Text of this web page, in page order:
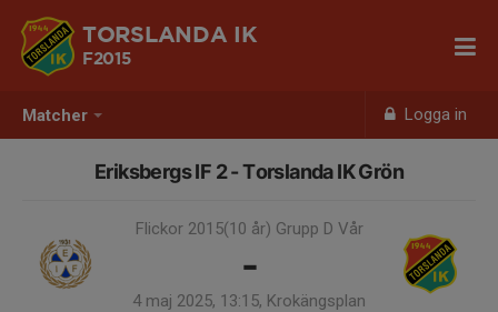
Matcher Logga in
TORSLANDA IK
F2015
Eriksbergs IF 2 - Torslanda IK Grön
Flickor 2015(10 år) Grupp D Vår
-
4 maj 2025, 13:15, Krokängsplan